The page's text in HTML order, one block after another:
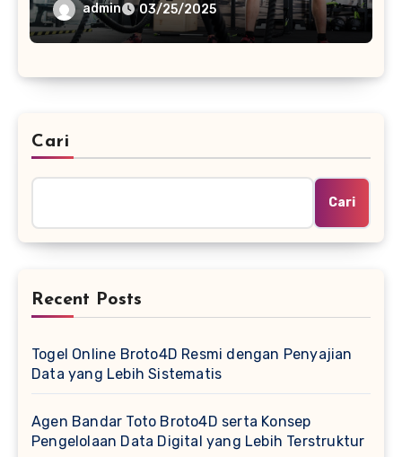
admin 03/25/2025
Cari
Cari
Recent Posts
Togel Online Broto4D Resmi dengan Penyajian
Data yang Lebih Sistematis
Agen Bandar Toto Broto4D serta Konsep
Pengelolaan Data Digital yang Lebih Terstruktur